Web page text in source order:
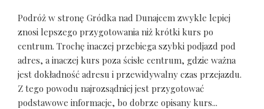
Podróż w stronę Gródka nad Dunajcem zwykle lepiej
znosi lepszego przygotowania niż krótki kurs po
centrum. Trochę inaczej przebiega szybki podjazd pod
adres, a inaczej kurs poza ścisłe centrum, gdzie ważna
jest dokładność adresu i przewidywalny czas przejazdu.
Z tego powodu najrozsądniej jest przygotować
podstawowe informacje, bo dobrze opisany kurs...